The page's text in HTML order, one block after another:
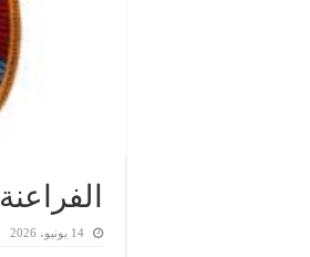
الفراعنة
14 يونيو، 2026